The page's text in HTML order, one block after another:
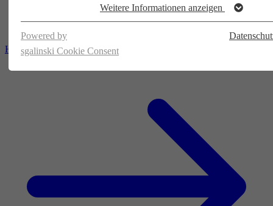
Weitere Informationen anzeigen
Powered by
sgalinski Cookie Consent
Homepage